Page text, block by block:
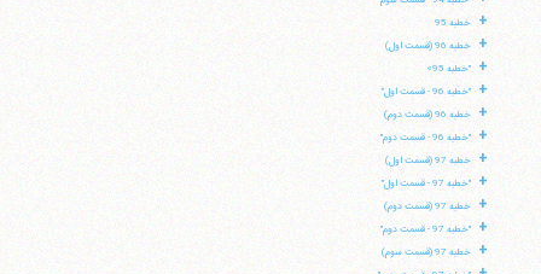
+ خطبه 95
+ خطبه 96 (قسمت اول)
+ "خطبه 95»
+ "خطبه 96 - قسمت اول"
+ خطبه 96 (قسمت دوم)
+ "خطبه 96 - قسمت دوم"
+ خطبه 97 (قسمت اول)
+ "خطبه 97 - قسمت اول"
+ خطبه 97 (قسمت دوم)
+ "خطبه 97 - قسمت دوم"
+ خطبه 97 (قسمت سوم)